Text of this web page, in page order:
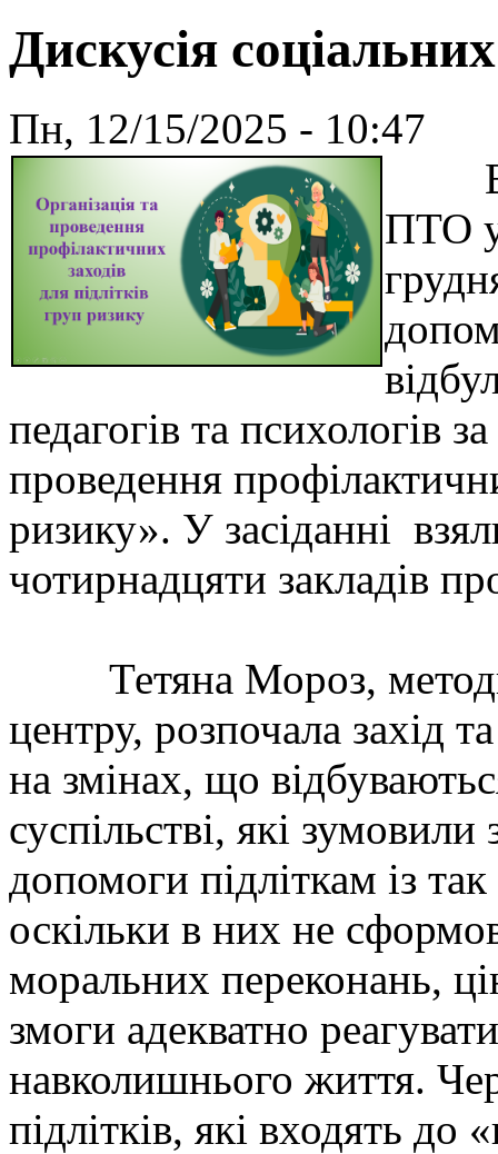
Дискусія
Пн, 12/15/2025 - 10:47
ПТО у
педагогів та психологів
проведення
ризику». У засіданні
чотирнадцяти закладів
Тетяна Мороз,
центру, розпочала захід
на змінах, що
суспільстві, які
допомоги підліткам із
оскільки в них не
моральних переконань,
змоги адекватно
навколишнього життя.
підлітків, які входять до